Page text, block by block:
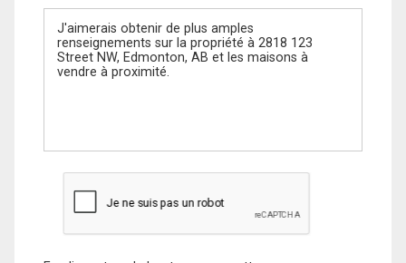
Message